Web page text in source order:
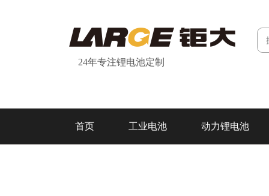
24年专注锂电池定制
首页 工业电池 动力锂电池